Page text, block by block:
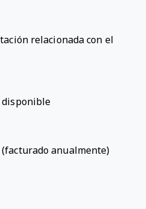
relacionada con el
disponible
anualmente)